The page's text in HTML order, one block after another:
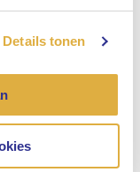
Details tonen